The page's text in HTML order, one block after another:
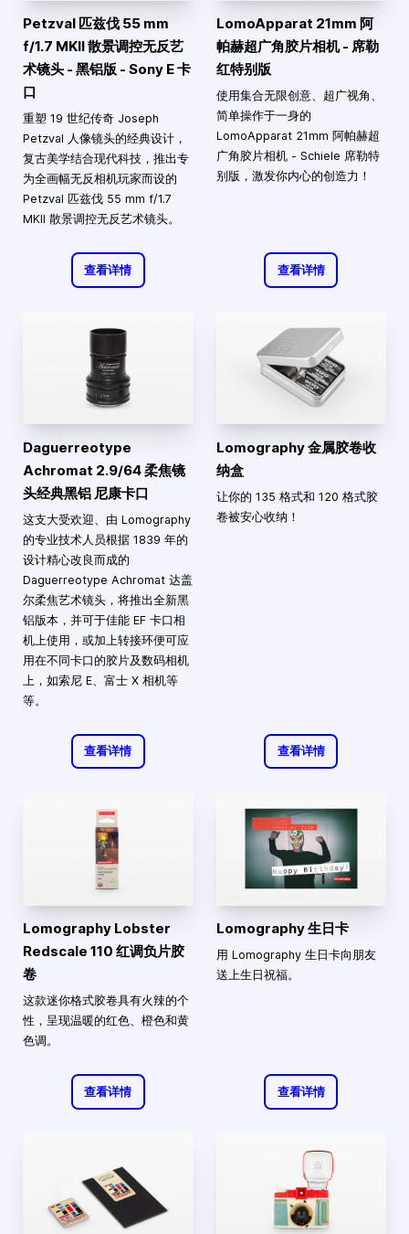
Petzval 匹兹伐 55 mm
f/1.7 MKII 散景调控无反艺
术镜头 - 黑铝版 - Sony E 卡
口
重塑 19 世纪传奇 Joseph
Petzval 人像镜头的经典设计，
复古美学结合现代科技，推出专
为全画幅无反相机玩家而设的
Petzval 匹兹伐 55 mm f/1.7
MKII 散景调控无反艺术镜头。
查看详情
LomoApparat 21mm 阿
帕赫超广角胶片相机 - 席勒
红特别版
使用集合无限创意、超广视角、
简单操作于一身的
LomoApparat 21mm 阿帕赫超
广角胶片相机 - Schiele 席勒特
别版，激发你内心的创造力！
查看详情
Daguerreotype
Achromat 2.9/64 柔焦镜
头经典黑铝 尼康卡口
这支大受欢迎、由 Lomography
的专业技术人员根据 1839 年的
设计精心改良而成的
Daguerreotype Achromat 达盖
尔柔焦艺术镜头，将推出全新黑
铝版本，并可于佳能 EF 卡口相
机上使用，或加上转接环便可应
用在不同卡口的胶片及数码相机
上，如索尼 E、富士 X 相机等
等。
查看详情
Lomography 金属胶卷收
纳盒
让你的 135 格式和 120 格式胶
卷被安心收纳！
查看详情
Lomography Lobster
Redscale 110 红调负片胶
卷
这款迷你格式胶卷具有火辣的个
性，呈现温暖的红色、橙色和黄
色调。
查看详情
Lomography 生日卡
用 Lomography 生日卡向朋友
送上生日祝福。
查看详情